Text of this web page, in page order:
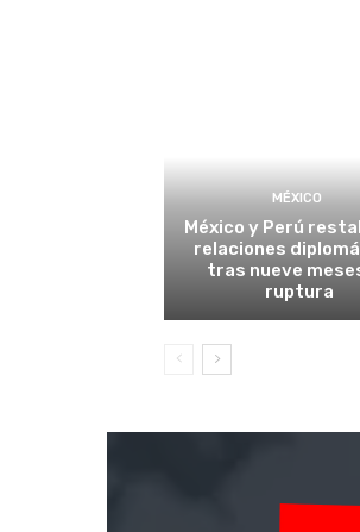
MÉXICO
México y Perú
relaciones
tras nueve
ruptura